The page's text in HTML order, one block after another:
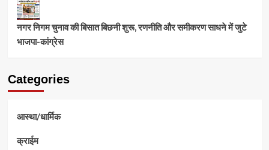
नगर निगम चुनाव की बिसात बिछनी शुरू, रणनीति और समीकरण साधने में जुटे
भाजपा-कांग्रेस
Categories
आस्था/धार्मिक
क्राईम